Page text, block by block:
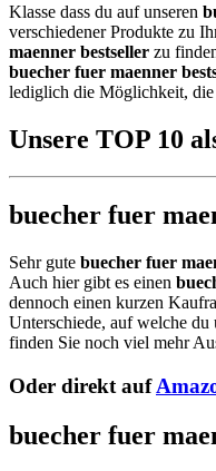
Klasse dass du auf unseren
verschiedener Produkte zu
maenner bestseller zu
buecher fuer maenner
lediglich die Möglichkeit,
Unsere TOP 10
buecher fuer
Sehr gute buecher fuer
Auch hier gibt es einen
dennoch einen kurzen
Unterschiede, auf welche
finden Sie noch viel mehr
Oder direkt auf
buecher fuer